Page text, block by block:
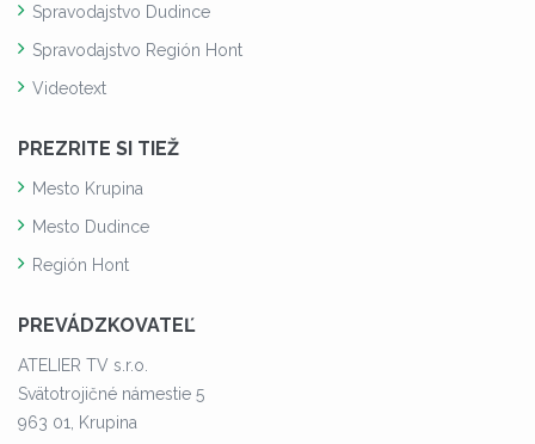
Spravodajstvo Dudince
Spravodajstvo Región Hont
Videotext
PREZRITE SI TIEŽ
Mesto Krupina
Mesto Dudince
Región Hont
PREVÁDZKOVATEĽ
ATELIER TV s.r.o.
Svätotrojičné námestie 5
963 01, Krupina